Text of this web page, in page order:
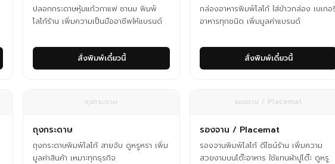
ปลอกกระดาษหุ้มแก้วกาแฟ ชานม พิมพ์
โลโก้ร้าน เพิ่มความเป็นมืออาชีพให้แบรนด์
สั่งพิมพ์เดี๋ยวนี้
กล่องอาหารพิมพ์โลโก้ ใส่ข้าวกล่อง เบเกอ
อาหารทุกชนิด เพิ่มมูลค่าแบรนด์
สั่งพิมพ์เดี๋ยวนี้
ถุงกระดาษ
ถุงกระดาษ
ถุงกระดาษพิมพ์โลโก้ สายจับ ดูหรูหรา เพิ่ม
มูลค่าสินค้า เหมาะทุกธุรกิจ
รองจาน / Placemat
รองจาน / Placemat
รองจานพิมพ์โลโก้ ดีไซน์ร้าน เพิ่มความ
สวยงามบนโต๊ะอาหาร ใช้แทนผ้าปูโต๊ะ ดูหรู